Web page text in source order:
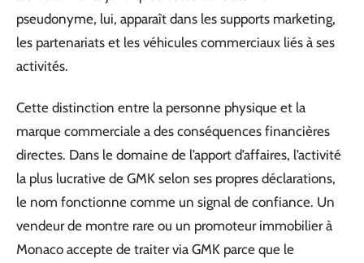
pseudonyme, lui, apparaît dans les supports marketing,
les partenariats et les véhicules commerciaux liés à ses
activités.
Cette distinction entre la personne physique et la
marque commerciale a des conséquences financières
directes. Dans le domaine de l’apport d’affaires, l’activité
la plus lucrative de GMK selon ses propres déclarations,
le nom fonctionne comme un signal de confiance. Un
vendeur de montre rare ou un promoteur immobilier à
Monaco accepte de traiter via GMK parce que le